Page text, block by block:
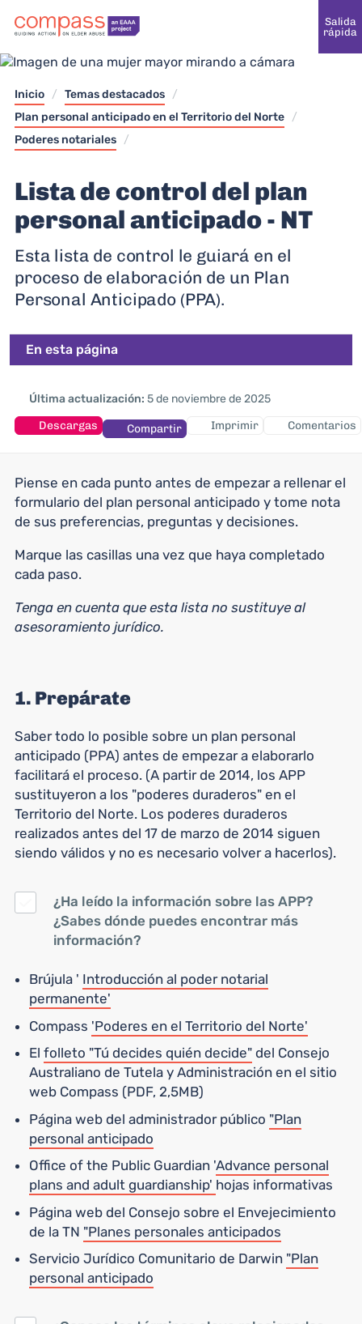
Salida
rápida
Inicio / Temas destacados /
Plan personal anticipado en el Territorio del Norte /
Poderes notariales /
Lista de control del plan
personal anticipado - NT
Esta lista de control le guiará en el
proceso de elaboración de un Plan
Personal Anticipado (PPA).
En esta página
Última actualización: 5 de noviembre de 2025
Descargas
Compartir Imprimir Comentarios
Piense en cada punto antes de empezar a rellenar el
formulario del plan personal anticipado y tome nota
de sus preferencias, preguntas y decisiones.
Marque las casillas una vez que haya completado
cada paso.
Tenga en cuenta que esta lista no sustituye al
asesoramiento jurídico.
1. Prepárate
Saber todo lo posible sobre un plan personal
anticipado (PPA) antes de empezar a elaborarlo
facilitará el proceso. (A partir de 2014, los APP
sustituyeron a los "poderes duraderos" en el
Territorio del Norte. Los poderes duraderos
realizados antes del 17 de marzo de 2014 siguen
siendo válidos y no es necesario volver a hacerlos).
¿Ha leído la información sobre las APP?
¿Sabes dónde puedes encontrar más
información?
Brújula ' Introducción al poder notarial
permanente'
Compass 'Poderes en el Territorio del Norte'
El folleto "Tú decides quién decide" del Consejo
Australiano de Tutela y Administración en el sitio
web Compass (PDF, 2,5MB)
Página web del administrador público "Plan
personal anticipado
Office of the Public Guardian 'Advance personal
plans and adult guardianship' hojas informativas
Página web del Consejo sobre el Envejecimiento
de la TN "Planes personales anticipados
Servicio Jurídico Comunitario de Darwin "Plan
personal anticipado